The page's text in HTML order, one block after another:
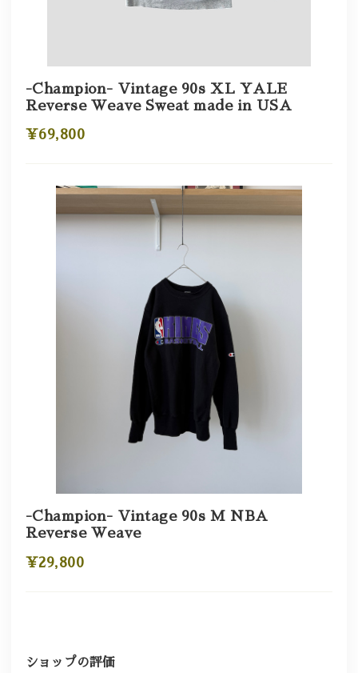
-Champion- Vintage 90s XL YALE
Reverse Weave Sweat made in USA
¥69,800
-Champion- Vintage 90s M NBA
Reverse Weave
¥29,800
ショップの評価